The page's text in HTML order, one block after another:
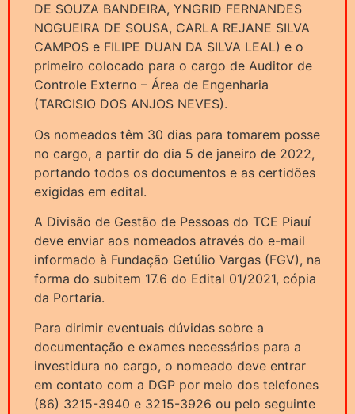
DE SOUZA BANDEIRA, YNGRID FERNANDES
NOGUEIRA DE SOUSA, CARLA REJANE SILVA
CAMPOS e FILIPE DUAN DA SILVA LEAL) e o
primeiro colocado para o cargo de Auditor de
Controle Externo – Área de Engenharia
(TARCISIO DOS ANJOS NEVES).
Os nomeados têm 30 dias para tomarem posse
no cargo, a partir do dia 5 de janeiro de 2022,
portando todos os documentos e as certidões
exigidas em edital.
A Divisão de Gestão de Pessoas do TCE Piauí
deve enviar aos nomeados através do e-mail
informado à Fundação Getúlio Vargas (FGV), na
forma do subitem 17.6 do Edital 01/2021, cópia
da Portaria.
Para dirimir eventuais dúvidas sobre a
documentação e exames necessários para a
investidura no cargo, o nomeado deve entrar
em contato com a DGP por meio dos telefones
(86) 3215-3940 e 3215-3926 ou pelo seguinte